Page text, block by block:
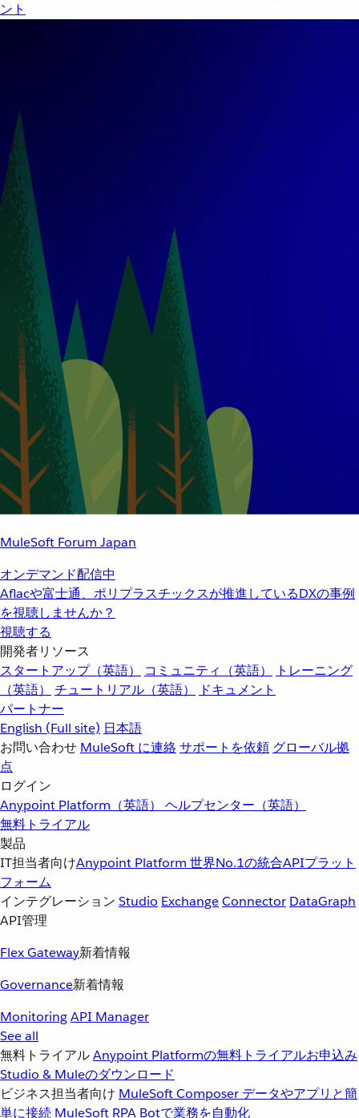
ント
MuleSoft Forum Japan
オンデマンド配信中
Aflacや富士通、ポリプラスチックスが推進しているDXの事例
を視聴しませんか？
視聴する
開発者リソース
スタートアップ（英語）
コミュニティ（英語）
トレーニング
（英語）
チュートリアル（英語）
ドキュメント
パートナー
English (Full site) 日本語
お問い合わせ MuleSoft に連絡サポートを依頼 グローバル拠
点
ログイン
Anypoint Platform（英語） ヘルプセンター（英語）
無料トライアル
製品
IT担当者向けAnypoint Platform 世界No.1の統合APIプラット
フォーム
インテグレーション Studio ExchangeConnector DataGraph
API管理
Flex Gateway新着情報
Governance新着情報
MonitoringAPI Manager
See all
無料トライアルAnypoint Platformの無料トライアルお申込み
Studio & Muleのダウンロード
ビジネス担当者向け MuleSoft Composer データやアプリと簡
単に接続 MuleSoft RPA Botで業務を自動化